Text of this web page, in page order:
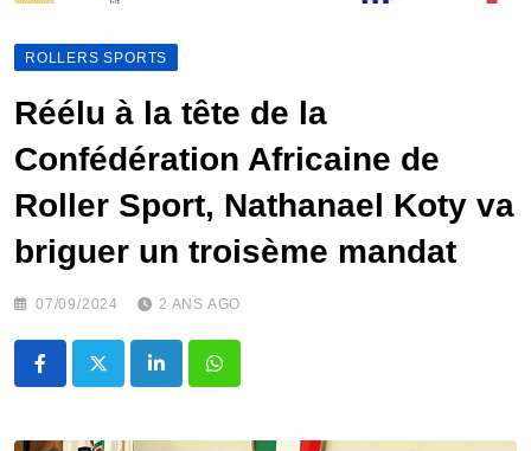
ROLLERS SPORTS
Réélu à la tête de la
Confédération Africaine de
Roller Sport, Nathanael Koty va
briguer un troisème mandat
07/09/2024 2 ANS AGO
LinkedInWhatsapp